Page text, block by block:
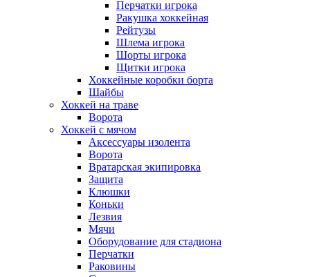
Перчатки игрока
Ракушка хоккейная
Рейтузы
Шлема игрока
Шорты игрока
Щитки игрока
Хоккейные коробки борта
Шайбы
Хоккей на траве
Ворота
Хоккей с мячом
Аксессуары изолента
Ворота
Вратарская экипировка
Защита
Клюшки
Коньки
Лезвия
Мячи
Оборудование для стадиона
Перчатки
Раковины